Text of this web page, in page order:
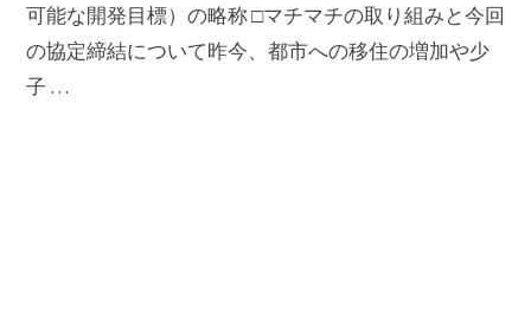
可能な開発目標）の略称 □マチマチの取り組みと今回
の協定締結について昨今、都市への移住の増加や少
子 …